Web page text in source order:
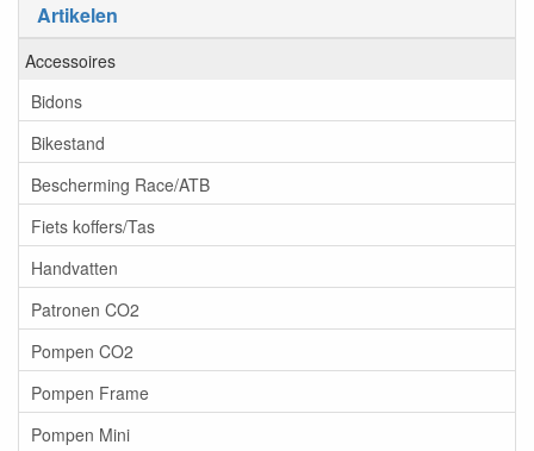
Artikelen
Accessoires
Bidons
Bikestand
Bescherming Race/ATB
Fiets koffers/Tas
Handvatten
Patronen CO2
Pompen CO2
Pompen Frame
Pompen Mini